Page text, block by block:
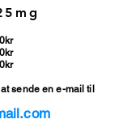
sende en e-mail til